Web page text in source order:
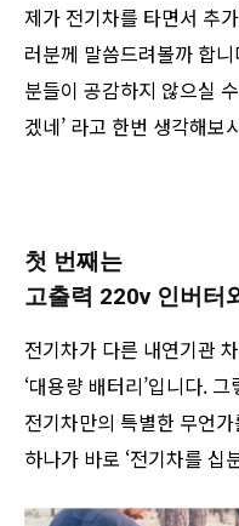
제가 전기차를 타면서 추
러분께 말씀드려볼까 합
분들이 공감하지 않으실
겠네’ 라고 한번 생각해보
첫 번째는
고출력 220v 인버터
전기차가 다른 내연기관
‘대용량 배터리’입니다.
전기차만의 특별한 무언
하나가 바로 ‘전기차를 십